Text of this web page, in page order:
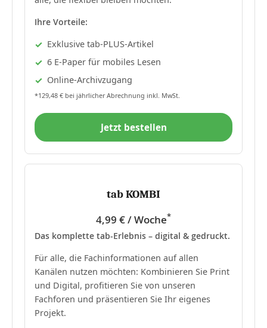
Ihre Vorteile:
Exklusive tab-PLUS-Artikel
6 E-Paper für mobiles Lesen
Online-Archivzugang
*129,48 € bei jährlicher Abrechnung inkl. MwSt.
Jetzt bestellen
tab KOMBI
4,99 € / Woche*
Das komplette tab-Erlebnis – digital & gedruckt.
Für alle, die Fachinformationen auf allen
Kanälen nutzen möchten: Kombinieren Sie Print
und Digital, profitieren Sie von unseren
Fachforen und präsentieren Sie Ihr eigenes
Projekt.